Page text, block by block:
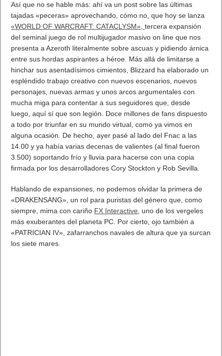
Así que no se hable más: ahí va un post sobre las últimas
tajadas «peceras» aprovechando, cómo no, que hoy se lanza
«WORLD OF WARCRAFT: CATACLYSM»,tercera expansión
del seminal juego de rol multijugador masivo on line que nos
presenta a Azeroth literalmente sobre ascuas y pidiendo árnica
entre sus hordas aspirantes a héroe. Más allá de limitarse a
hinchar sus asentadísimos cimientos, Blizzard ha elaborado un
espléndido trabajo creativo con nuevos escenarios, nuevos
personajes, nuevas armas y unos arcos argumentales con
mucha miga para contentar a sus seguidores que, desde
luego, aquí sí que son legión. Doce millones de fans dispuesto
a todo por triunfar en su mundo virtual, como ya vimos en
alguna ocasión. De hecho, ayer pasé al lado del Fnac a las
14.00 y ya había varias decenas de valientes (al final fueron
3.500) soportando frío y lluvia para hacerse con una copia
firmada por los desarrolladores Cory Stockton y Rob Sevilla.
Hablando de expansiones, no podemos olvidar la primera de
«DRAKENSANG», un rol para puristas del género que, como
siempre, mima con cariño FX Interactive , uno de los vergeles
más exuberantes del planeta PC. Por cierto, ojo también a
«PATRICIAN IV», zafarranchos navales de altura que ya surcan
los siete mares.